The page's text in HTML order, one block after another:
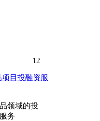
12
领域的投
务